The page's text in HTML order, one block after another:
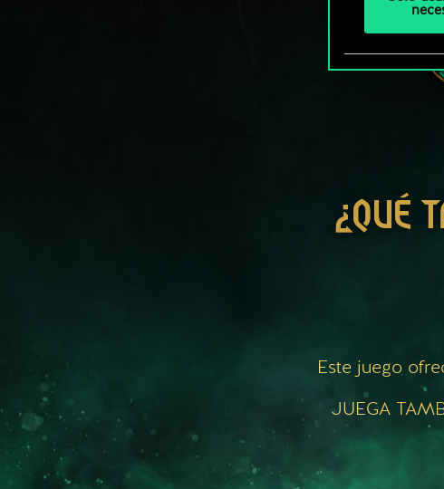
¿QUÉ
Este juego
JUEGA